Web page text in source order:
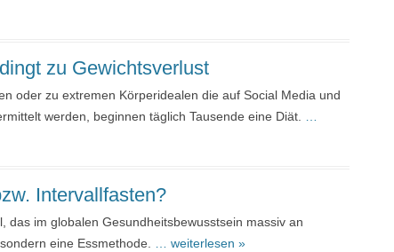
zu Gewichtsverlust
oder zu extremen Körperidealen die auf Social Media und
werden, beginnen täglich Tausende eine Diät.
Intervallfasten?
im globalen Gesundheitsbewusstsein massiv an
eine Essmethode.
… weiterlesen »